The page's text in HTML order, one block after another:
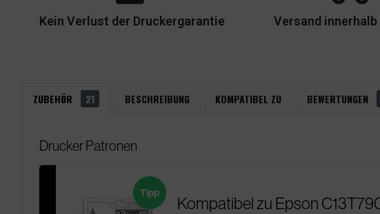
Kein Verlust der Druckergarantie Versand innerhalb
ZUBEHÖR 21 BESCHREIBUNG KOMPATIBEL ZU BEWERTUNGEN
Drucker Patronen
Kompatibel zu Epson
Tipp